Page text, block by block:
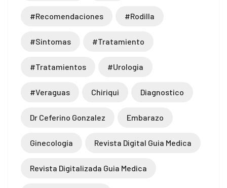
#recomendaciones #rodilla
#sintomas #tratamiento
#tratamientos #urologia
#veraguas Chiriqui Diagnostico
Dr Ceferino Gonzalez Embarazo
Ginecología Revista Digital Guia Medica
Revista Digitalizada Guia Medica